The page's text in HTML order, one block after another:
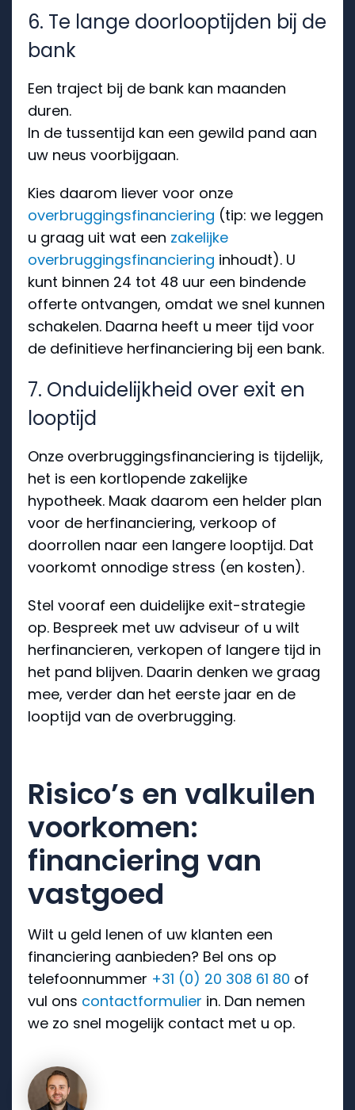
6. Te lange doorlooptijden bij de
bank
Een traject bij de bank kan maanden
duren.
In de tussentijd kan een gewild pand aan
uw neus voorbijgaan.
Kies daarom liever voor onze
overbruggingsfinanciering (tip: we leggen
u graag uit wat een zakelijke
overbruggingsfinanciering inhoudt). U
kunt binnen 24 tot 48 uur een bindende
offerte ontvangen, omdat we snel kunnen
schakelen. Daarna heeft u meer tijd voor
de definitieve herfinanciering bij een bank.
7. Onduidelijkheid over exit en
looptijd
Onze overbruggingsfinanciering is tijdelijk,
het is een kortlopende zakelijke
hypotheek. Maak daarom een helder plan
voor de herfinanciering, verkoop of
doorrollen naar een langere looptijd. Dat
voorkomt onnodige stress (en kosten).
Stel vooraf een duidelijke exit-strategie
op. Bespreek met uw adviseur of u wilt
herfinancieren, verkopen of langere tijd in
het pand blijven. Daarin denken we graag
mee, verder dan het eerste jaar en de
looptijd van de overbrugging.
Risico’s en valkuilen
voorkomen:
financiering van
vastgoed
Wilt u geld lenen of uw klanten een
financiering aanbieden? Bel ons op
telefoonnummer +31 (0) 20 308 61 80 of
vul ons contactformulier in. Dan nemen
we zo snel mogelijk contact met u op.